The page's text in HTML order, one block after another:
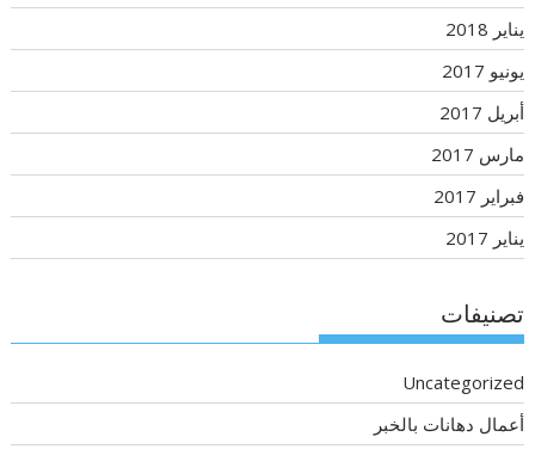
يناير 2018
يونيو 2017
أبريل 2017
مارس 2017
فبراير 2017
يناير 2017
تصنيفات
Uncategorized
أعمال دهانات بالخبر